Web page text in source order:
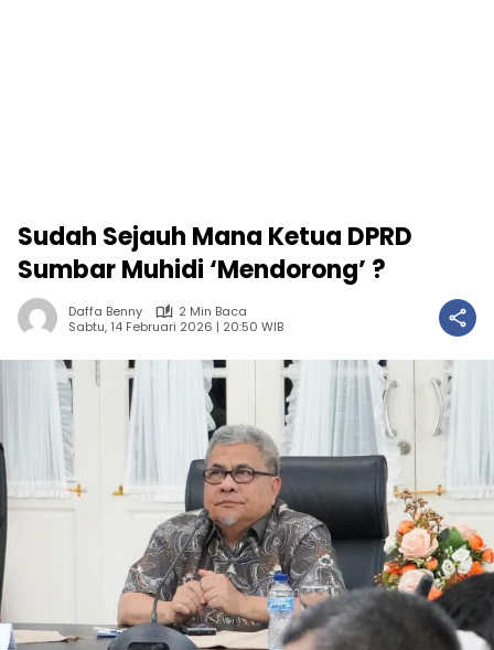
Sudah Sejauh Mana Ketua DPRD
Sumbar Muhidi ‘Mendorong’ ?
Daffa Benny
2 Min Baca
Sabtu, 14 Februari 2026 | 20:50 WIB